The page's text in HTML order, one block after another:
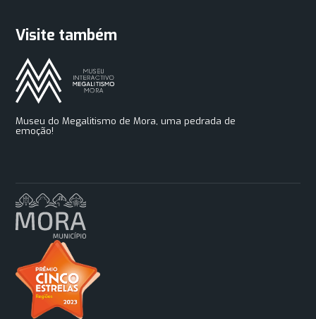
Visite também
Museu do Megalitismo de Mora, uma pedrada de
emoção!